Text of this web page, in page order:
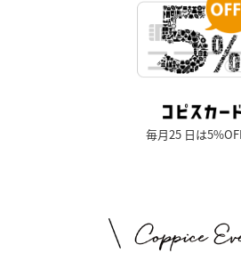
毎月25 日は